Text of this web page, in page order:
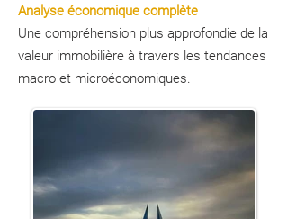
Analyse économique complète
Une compréhension plus approfondie de la
valeur immobilière à travers les tendances
macro et microéconomiques.